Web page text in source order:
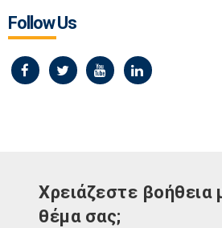
Follow Us
Χρειάζεστε βοήθεια
θέμα σας;